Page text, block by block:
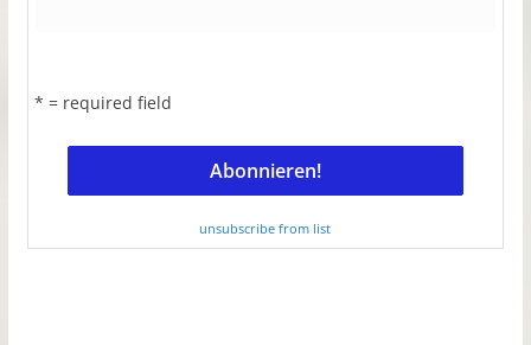
* = required field
unsubscribe from list